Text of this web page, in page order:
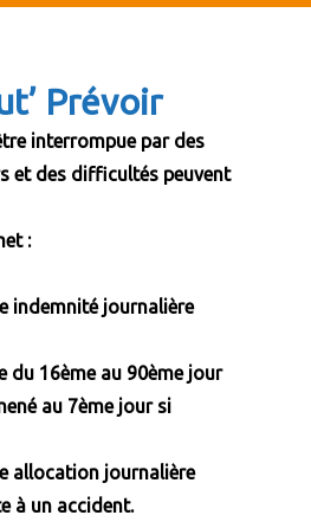
Prévoir
interrompue par des
et des difficultés peuvent
:
indemnité journalière
du 16ème au 90ème jour
au 7ème jour si
allocation journalière
à un accident.